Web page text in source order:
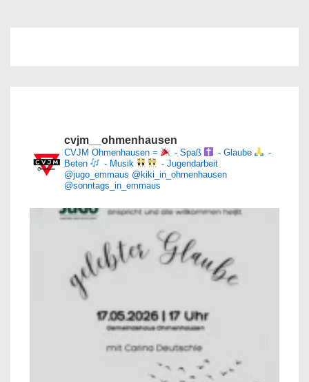
cvjm__ohmenhausen
CVJM Ohmenhausen = - Spaß - Glaube
-
Beten
- Musik
- Jugendarbeit
@jugo_emmaus @kiki_in_ohmenhausen
@sonntags_in_emmaus